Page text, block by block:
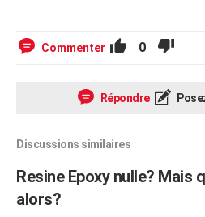
Commenter 0
Répondre
Discussions similaires
Resine Epoxy nulle? Mais
alors?